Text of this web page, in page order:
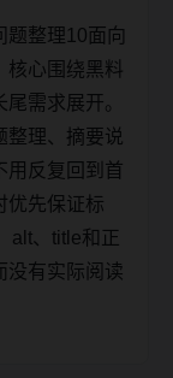
题整理10面向
核心围绕黑料
需求展开。
整理、摘要说
用反复回到首
优先保证标
alt、title和正
没有实际阅读